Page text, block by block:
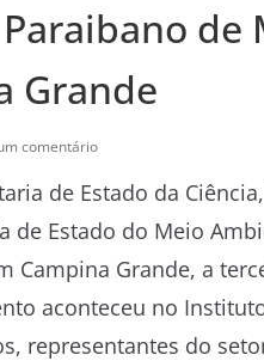
de
Grande
comentário
de Estado da
de Estado do Meio
Campina Grande, a
aconteceu no
representantes do